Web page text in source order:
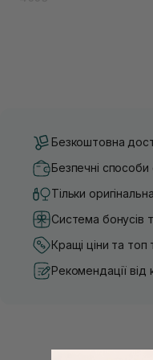
Безкоштовна
Безпечні способи
Тільки
Система бонусів
Кращі ціни та топ
Рекомендації від